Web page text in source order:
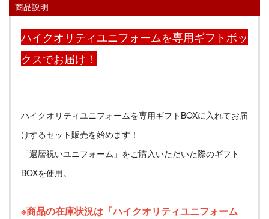
商品説明
ハイクオリティユニフォームを専用ギフトボッ
クスでお届け！
ハイクオリティユニフォームを専用ギフトBOXに入れてお届
けするセット販売を始めます！
「還暦祝いユニフォーム」をご購入いただいた際のギフト
BOXを使用。
※商品の在庫状況は「ハイクオリティユニフォーム